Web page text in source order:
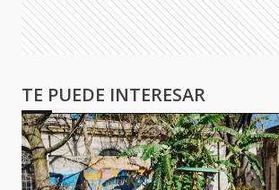
TE PUEDE INTERESAR